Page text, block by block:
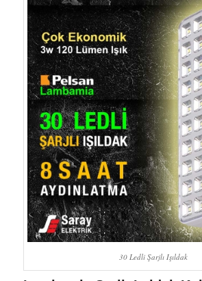
30 Ledli Şarjlı Işıldak